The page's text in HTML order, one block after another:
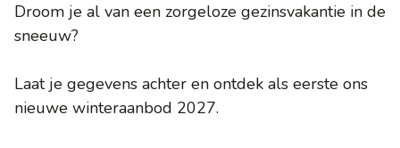
Droom je al van een zorgeloze gezinsvakantie in de
sneeuw?
Laat je gegevens achter en ontdek als eerste ons
nieuwe winteraanbod 2027.